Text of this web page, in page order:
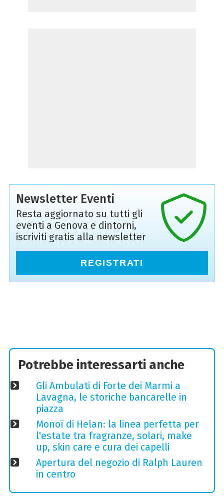
Newsletter Eventi
Resta aggiornato su tutti gli
eventi a Genova e dintorni,
iscriviti gratis alla newsletter
REGISTRATI
Potrebbe interessarti anche
Gli Ambulati di Forte dei Marmi a
Lavagna, le storiche bancarelle in
piazza
Monoï di Helan: la linea perfetta per
l'estate tra fragranze, solari, make
up, skin care e cura dei capelli
Apertura del negozio di Ralph Lauren
in centro